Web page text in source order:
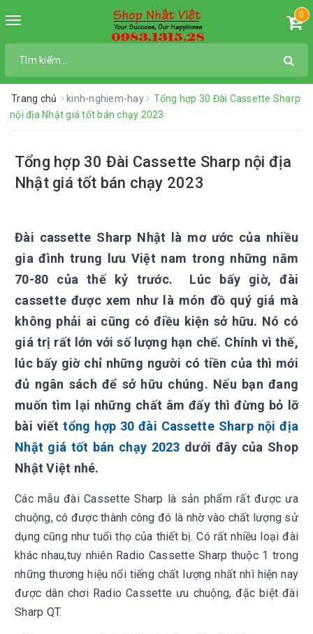
Toggle
0
Trang chủ kinh-nghiem-hay
Tổng hợp 30 Đài Cassette Sharp
nội địa Nhật giá tốt bán chạy 2023
Tổng hợp 30 Đài Cassette Sharp nội địa
Nhật giá tốt bán chạy 2023
Đài cassette Sharp Nhật là mơ ước của nhiều
gia đình trung lưu Việt nam trong những năm
70-80 của thế kỷ trước. Lúc bấy giờ, đài
cassette được xem như là món đồ quý giá mà
không phải ai cũng có điều kiện sở hữu. Nó có
giá trị rất lớn với số lượng hạn chế. Chính vì thế,
lúc bấy giờ chỉ những người có tiền của thì mới
đủ ngân sách để sở hữu chúng. Nếu bạn đang
muốn tìm lại những chất âm đấy thì đừng bỏ lỡ
bài viếttổng hợp 30 đài Cassette Sharp nội địa
Nhật giá tốt bán chạy 2023 dưới đây của Shop
Nhật Việt nhé.
Các mẫu đài Cassette Sharp là sản phẩm rất được ưa
chuộng, có được thành công đó là nhờ vào chất lượng sử
dụng cũng như tuổi thọ của thiết bị. Có rất nhiều loại đài
khác nhau,tuy nhiên Radio Cassette Sharp thuộc 1 trong
những thương hiệu nổi tiếng chất lượng nhất nhì hiện nay
được dân chơi Radio Cassette ưu chuộng, đặc biệt đài
Sharp QT.